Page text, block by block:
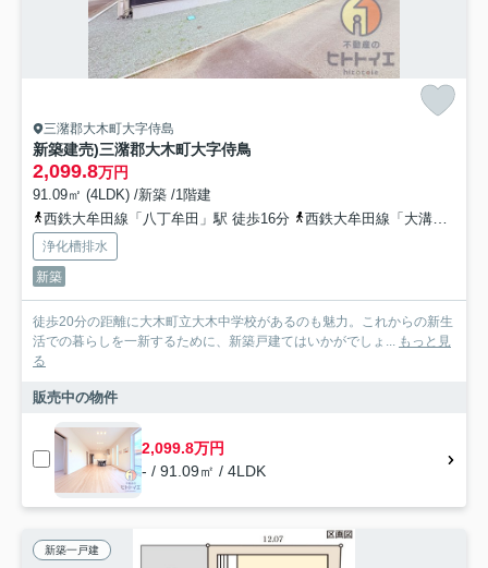
三潴郡大木町大字侍島
新築建売)三潴郡大木町大字侍鳥
2,099.8万円
91.09㎡ (4LDK) /新築 /1階建
西鉄大牟田線「八丁牟田」駅 徒歩16分
西鉄大牟田線「大溝」駅 徒歩32分
浄化槽排水
新築
徒歩20分の距離に大木町立大木中学校があるのも魅力。これからの新生
活での暮らしを一新するために、新築戸建てはいかがでしょ...
もっと見
る
販売中の物件
2,099.8万円
- / 91.09㎡ / 4LDK
新築一戸建